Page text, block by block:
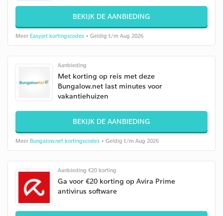
BEKIJK DE AANBIEDING
Meer Easyjet kortingscodes • Geldig t/m Aug 2026
Aanbieding
Met korting op reis met deze
Bungalow.net last minutes voor
vakantiehuizen
BEKIJK DE AANBIEDING
Meer Bungalow.net kortingscodes • Geldig t/m Aug 2026
Aanbieding €20 korting
Ga voor €20 korting op Avira Prime
antivirus software